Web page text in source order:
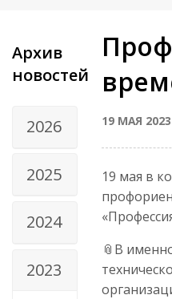
Архив
новостей
2026
2025
2024
2023
19 МАЯ 2023
19 мая в
📎В